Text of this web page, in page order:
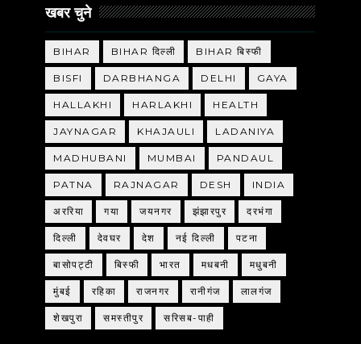
खबर चुने
BIHAR BIHAR दिल्ली BIHAR बिस्फी
BISFI DARBHANGA DELHI GAYA
HALLAKHI HARLAKHI HEALTH
JAYNAGAR KHAJAULI LADANIYA
MADHUBANI MUMBAI PANDAUL
PATNA RAJNAGAR DESH INDIA
अररिया गया जयनगर झंझारपुर दरभंगा
दिल्ली देवघर देश नई दिल्ली पटना
बासोपट्टी बिस्फी भारत मधबनी मधुबनी
मुंबई रहिका राजनगर रानीगंज लालगंज
शेखपुरा समस्तीपुर सरिसब-पाही